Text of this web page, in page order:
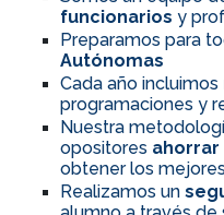
funcionarios y
Preparamos para
Autónomas
Cada año incluimos
programaciones y
Nuestra
opositores ahorrar
obtener los
Realizamos un